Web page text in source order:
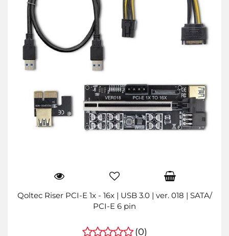
Qoltec Riser PCI-E 1x - 16x | USB 3.0 | ver. 018 | SATA/
PCI-E 6 pin
(0)